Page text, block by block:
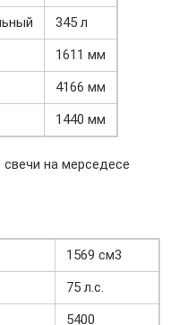
345 л
1611 мм
4166 мм
1440 мм
на мерседесе
1569 см3
75 л.с.
5400